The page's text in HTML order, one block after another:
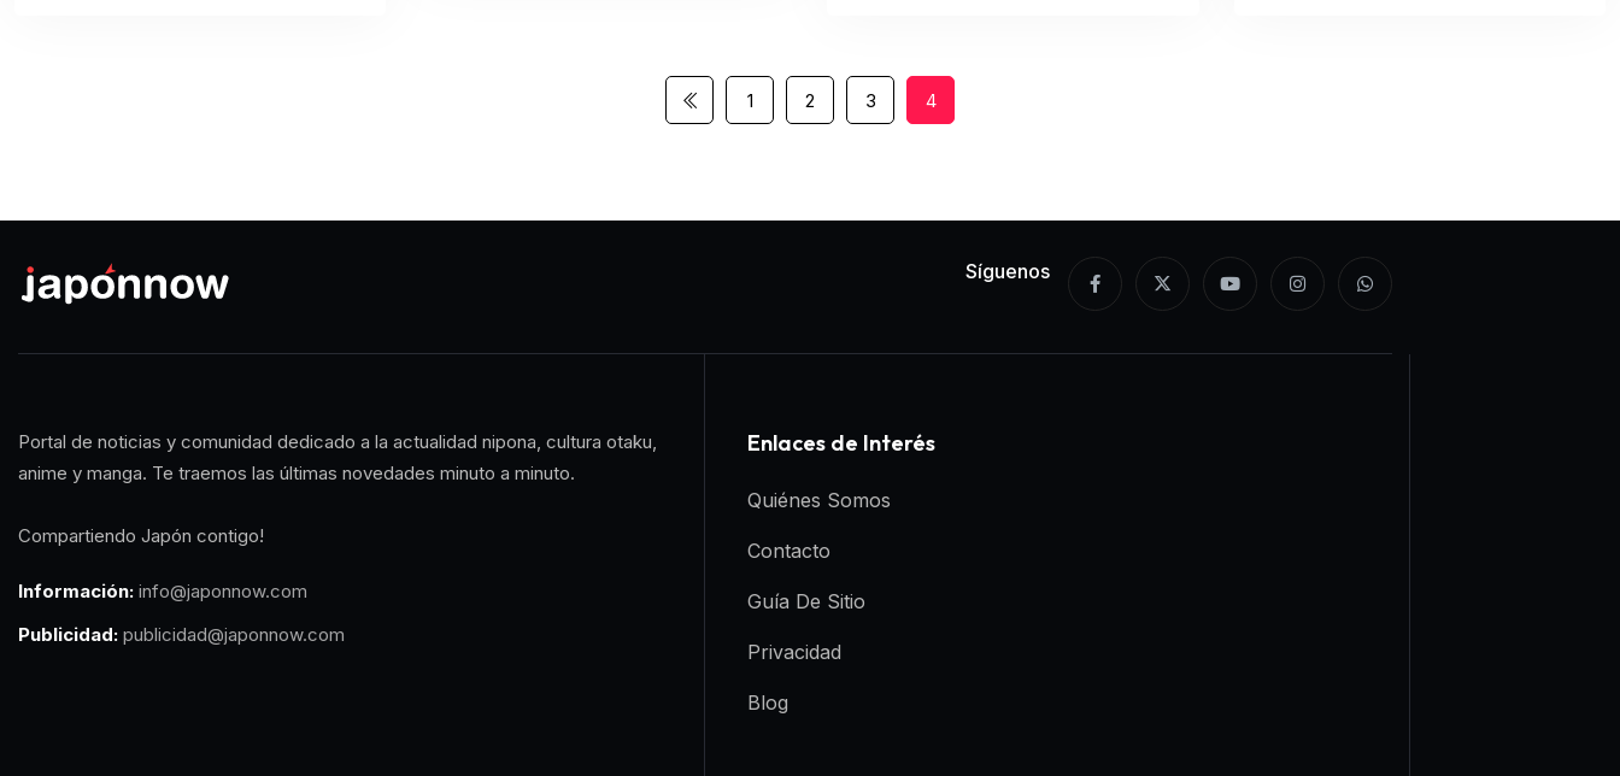
1 2 3 4
Síguenos
Portal de noticias y comunidad dedicado a la actualidad nipona, cultura otaku,
anime y manga. Te traemos las últimas novedades minuto a minuto.
Compartiendo Japón contigo!
Información: info@japonnow.com
Publicidad: publicidad@japonnow.com
Enlaces de Interés
Quiénes Somos
Contacto
Guía De Sitio
Privacidad
Blog